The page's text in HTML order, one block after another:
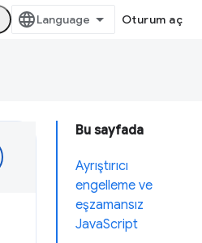
Oturum aç
Bu sayfada
Ayrıştırıcı
engelleme ve
eşzamansız
JavaScript